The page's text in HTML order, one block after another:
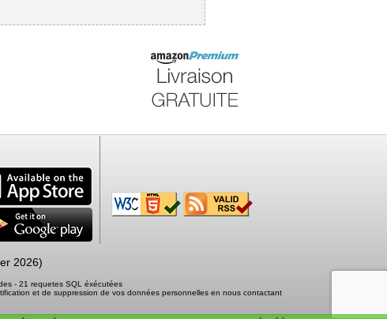
2026)
- 21 requetes SQL éxécutées
et de suppression de vos données personnelles en nous contactant